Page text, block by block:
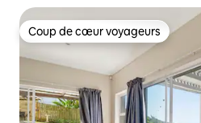
Coup de cœur voyageurs
Coup de cœur voyageurs